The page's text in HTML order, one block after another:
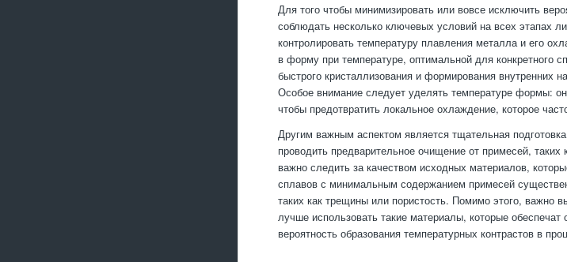
Для того чтобы минимизировать или вовсе исключить
соблюдать несколько ключевых условий на всех этапах
контролировать температуру плавления металла и его
в форму при температуре, оптимальной для конкретного
быстрого кристаллизования и формирования внутренних
Особое внимание следует уделять температуре формы:
чтобы предотвратить локальное охлаждение, которое
Другим важным аспектом является тщательная
проводить предварительное очищение от примесей,
важно следить за качеством исходных материалов,
сплавов с минимальным содержанием примесей
таких как трещины или пористость. Помимо этого,
лучше использовать такие материалы, которые
вероятность образования температурных контрастов в